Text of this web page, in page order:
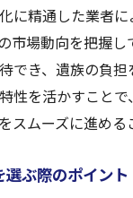
に精通した業者
市場動向を把握
でき、遺族の負担
性を活かすこと
スムーズに進める
ぶ際のポイント